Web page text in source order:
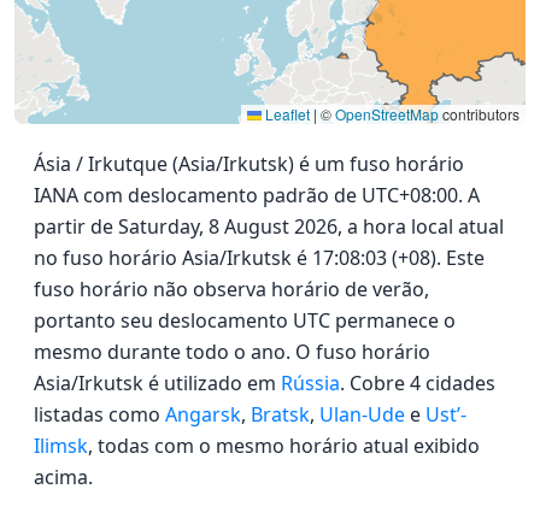
Leaflet | ©OpenStreetMapcontributors
Ásia / Irkutque (Asia/Irkutsk) é um fuso horário
IANA com deslocamento padrão de UTC+08:00. A
partir de Saturday, 8 August 2026, a hora local atual
no fuso horário Asia/Irkutsk é 17:08:03 (+08). Este
fuso horário não observa horário de verão,
portanto seu deslocamento UTC permanece o
mesmo durante todo o ano. O fuso horário
Asia/Irkutsk é utilizado em Rússia. Cobre 4 cidades
listadas como Angarsk, Bratsk, Ulan-Ude e Ust’-
Ilimsk, todas com o mesmo horário atual exibido
acima.